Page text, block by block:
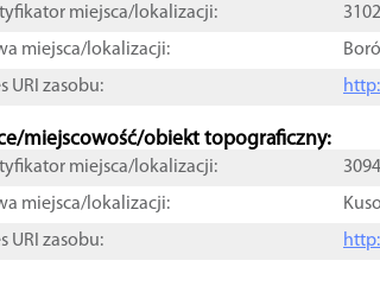
miejsca/lokalizacji:
miejsca/lokalizacji:
URI zasobu:
miejscowość/obiekt topograficzny:
miejsca/lokalizacji:
miejsca/lokalizacji:
URI zasobu: